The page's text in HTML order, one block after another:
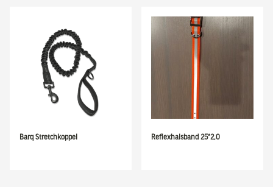
Barq Stretchkoppel Reflexhalsband 25*2,0